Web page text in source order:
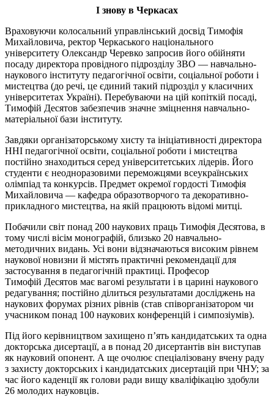
І знову в Черкасах
Враховуючи колосальний управлінський досвід Тимофія
Михайловича, ректор Черкаського національного
університету Олександр Черевко запросив його обійняти
посаду директора провідного підрозділу ЗВО — навчально-
наукового інституту педагогічної освіти, соціальної роботи і
мистецтва (до речі, це єдиний такий підрозділ у класичних
університетах Україні). Перебуваючи на цій копіткій посаді,
Тимофій Десятов забезпечив значне зміцнення навчально-
матеріальної бази інституту.
Завдяки організаторському хисту та ініціативності директора
ННІ педагогічної освіти, соціальної роботи і мистецтва
постійно знаходиться серед університетських лідерів. Його
студенти є неодноразовими переможцями всеукраїнських
олімпіад та конкурсів. Предмет окремої гордості Тимофія
Михайловича — кафедра образотворчого та декоративно-
прикладного мистецтва, на якій працюють відомі митці.
Побачили світ понад 200 наукових праць Тимофія Десятова, в
тому числі вісім монографій, близько 20 навчально-
методичних видань. Усі вони відзначаються високим рівнем
наукової новизни й містять практичні рекомендації для
застосування в педагогічній практиці. Професор
Тимофій Десятов має вагомі результати і в царині наукового
редагування; постійно ділиться результатами досліджень на
наукових форумах різних рівнів (став співорганізатором чи
учасником понад 100 наукових конференцій і симпозіумів).
Під його керівництвом захищено п’ять кандидатських та одна
докторська дисертації, а в понад 20 дисертантів він виступав
як науковий опонент. А ще очолює спеціалізовану вчену раду
з захисту докторських і кандидатських дисертацій при ЧНУ; за
час його каденції як голови ради вищу кваліфікацію здобули
26 молодих науковців.